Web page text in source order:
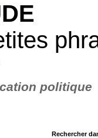
politique
Rechercher